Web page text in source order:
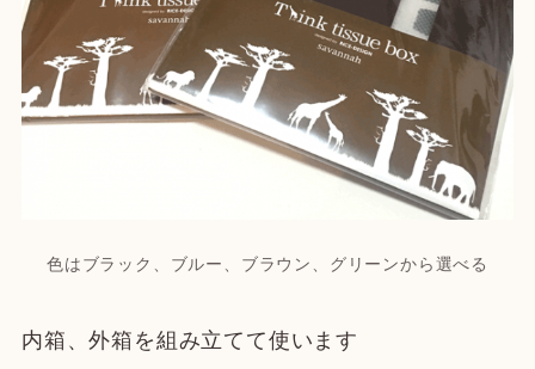
色はブラック、ブルー、ブラウン、グリーンから選べる
内箱、外箱を組み立てて使います